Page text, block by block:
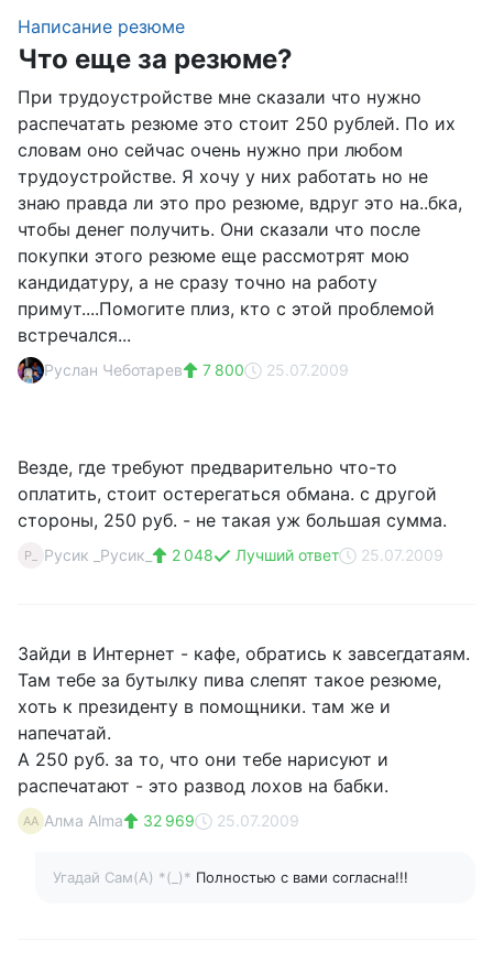
Написание резюме
Что еще за резюме?
При трудоустройстве мне сказали что нужно
распечатать резюме это стоит 250 рублей. По их
словам оно сейчас очень нужно при любом
трудоустройстве. Я хочу у них работать но не
знаю правда ли это про резюме, вдруг это на..бка,
чтобы денег получить. Они сказали что после
покупки этого резюме еще рассмотрят мою
кандидатуру, а не сразу точно на работу
примут....Помогите плиз, кто с этой проблемой
встречался...
Руслан Чеботарев 7 800 25.07.2009
Везде, где требуют предварительно что-то
оплатить, стоит остерегаться обмана. с другой
стороны, 250 руб. - не такая уж большая сумма.
Р_ Русик _Русик_ 2 048 Лучший ответ 25.07.2009
Зайди в Интернет - кафе, обратись к завсегдатаям.
Там тебе за бутылку пива слепят такое резюме,
хоть к президенту в помощники. там же и
напечатай.
А 250 руб. за то, что они тебе нарисуют и
распечатают - это развод лохов на бабки.
АA Алма Alma 32 969 25.07.2009
Угадай Сам(А) *(_)* Полностью с вами согласна!!!